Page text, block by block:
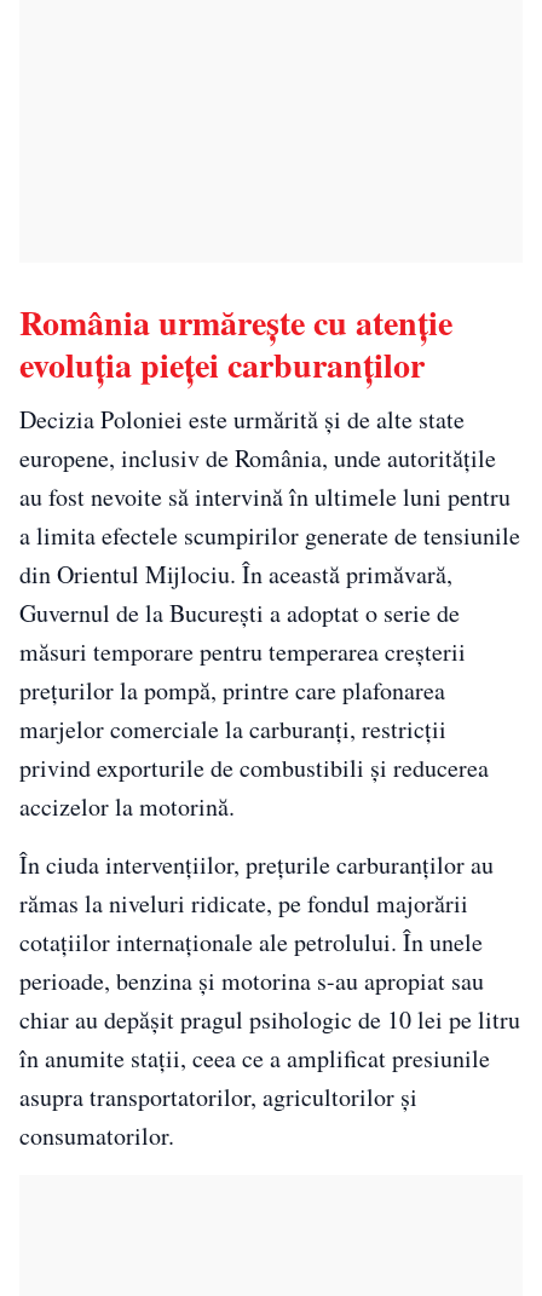
România urmărește cu atenție
evoluția pieței carburanților
Decizia Poloniei este urmărită și de alte state
europene, inclusiv de România, unde autoritățile
au fost nevoite să intervină în ultimele luni pentru
a limita efectele scumpirilor generate de tensiunile
din Orientul Mijlociu. În această primăvară,
Guvernul de la București a adoptat o serie de
măsuri temporare pentru temperarea creșterii
prețurilor la pompă, printre care plafonarea
marjelor comerciale la carburanți, restricții
privind exporturile de combustibili și reducerea
accizelor la motorină.
În ciuda intervențiilor, prețurile carburanților au
rămas la niveluri ridicate, pe fondul majorării
cotațiilor internaționale ale petrolului. În unele
perioade, benzina și motorina s-au apropiat sau
chiar au depășit pragul psihologic de 10 lei pe litru
în anumite stații, ceea ce a amplificat presiunile
asupra transportatorilor, agricultorilor și
consumatorilor.